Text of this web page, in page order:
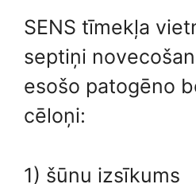
SENS tīmekļa
septiņi
esošo patogēno
cēloņi:
1) šūnu izsīkums